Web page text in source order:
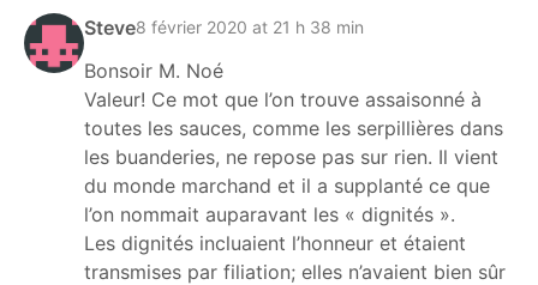
Steve8 février 2020 at 21 h 38 min
Bonsoir M. Noé
Valeur! Ce mot que l’on trouve assaisonné à
toutes les sauces, comme les serpillières dans
les buanderies, ne repose pas sur rien. Il vient
du monde marchand et il a supplanté ce que
l’on nommait auparavant les « dignités ».
Les dignités incluaient l’honneur et étaient
transmises par filiation; elles n’avaient bien sûr